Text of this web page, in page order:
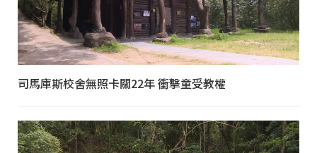
司馬庫斯校舍無照卡關22年 衝擊童受教權